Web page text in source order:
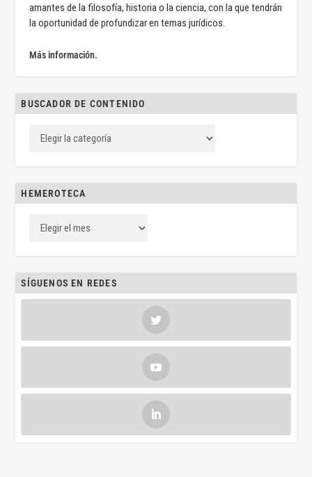
amantes de la filosofía, historia o la ciencia, con la que tendrán
la oportunidad de profundizar en temas jurídicos.
Más información.
BUSCADOR DE CONTENIDO
HEMEROTECA
SÍGUENOS EN REDES